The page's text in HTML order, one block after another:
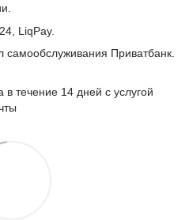
LiqPay.
самообслуживания Приватбанк.
в течение 14 дней с услугой